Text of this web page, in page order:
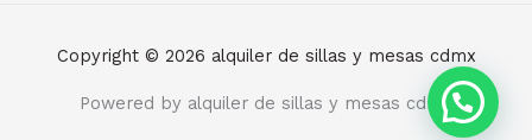
Copyright © 2026 alquiler de sillas y mesas cdmx
Powered by alquiler de sillas y mesas cdmx